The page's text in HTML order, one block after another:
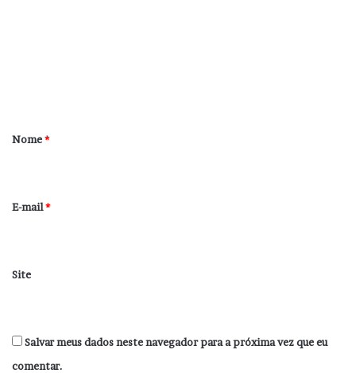
r
*
Nome*
E-mail*
Site
Salvar meus dados neste navegador para a próxima vez que eu
comentar.